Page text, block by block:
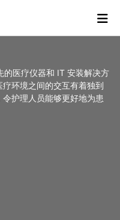
的医疗仪器和 IT 安装解决方
环境之间的交互有着独到
护理人员能够更好地为患